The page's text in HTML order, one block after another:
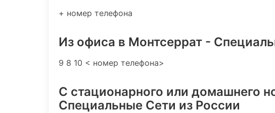
+ номер телефона
Из офиса в Монтсеррат -
9 8 10 < номер телефона>
С стационарного или домашнего
Специальные Сети из России